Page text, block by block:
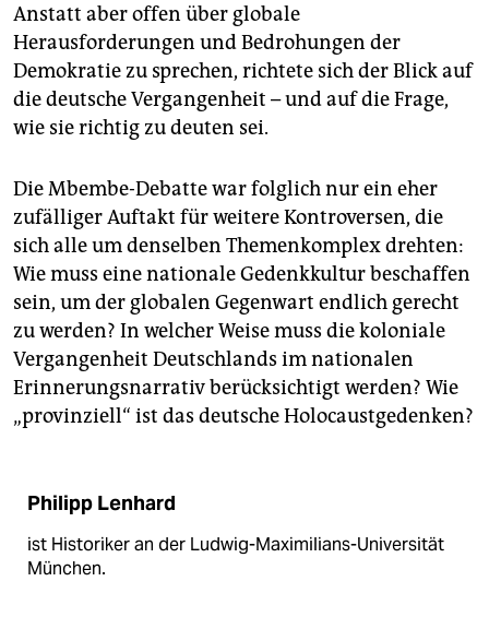
Anstatt aber offen über globale
Herausforderungen und Bedrohungen der
Demokratie zu sprechen, richtete sich der Blick auf
die deutsche Vergangenheit – und auf die Frage,
wie sie richtig zu deuten sei.
Die Mbembe-Debatte war folglich nur ein eher
zufälliger Auftakt für weitere Kontroversen, die
sich alle um denselben Themenkomplex drehten:
Wie muss eine nationale Gedenkkultur beschaffen
sein, um der globalen Gegenwart endlich gerecht
zu werden? In welcher Weise muss die koloniale
Vergangenheit Deutschlands im nationalen
Erinnerungsnarrativ berücksichtigt werden? Wie
„provinziell“ ist das deutsche Holocaustgedenken?
Philipp Lenhard
ist Historiker an der Ludwig-Maximilians-Universität
München.